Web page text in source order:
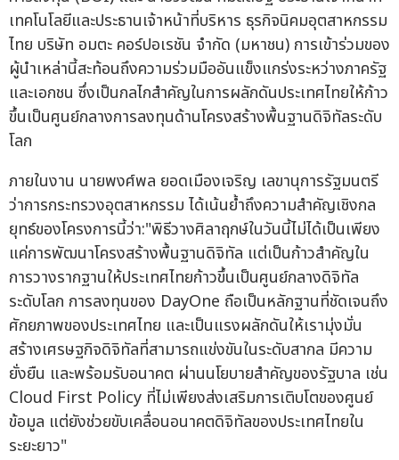
เทคโนโลยีและประธานเจ้าหน้าที่บริหาร ธุรกิจนิคมอุตสาหกรรม
ไทย บริษัท อมตะ คอร์ปอเรชัน จำกัด (มหาชน) การเข้าร่วมของ
ผู้นำเหล่านี้สะท้อนถึงความร่วมมืออันแข็งแกร่งระหว่างภาครัฐ
และเอกชน ซึ่งเป็นกลไกสำคัญในการผลักดันประเทศไทยให้ก้าว
ขึ้นเป็นศูนย์กลางการลงทุนด้านโครงสร้างพื้นฐานดิจิทัลระดับ
โลก
ภายในงาน นายพงศ์พล ยอดเมืองเจริญ เลขานุการรัฐมนตรี
ว่าการกระทรวงอุตสาหกรรม ได้เน้นย้ำถึงความสำคัญเชิงกล
ยุทธ์ของโครงการนี้ว่า:"พิธีวางศิลาฤกษ์ในวันนี้ไม่ได้เป็นเพียง
แค่การพัฒนาโครงสร้างพื้นฐานดิจิทัล แต่เป็นก้าวสำคัญใน
การวางรากฐานให้ประเทศไทยก้าวขึ้นเป็นศูนย์กลางดิจิทัล
ระดับโลก การลงทุนของ DayOne ถือเป็นหลักฐานที่ชัดเจนถึง
ศักยภาพของประเทศไทย และเป็นแรงผลักดันให้เรามุ่งมั่น
สร้างเศรษฐกิจดิจิทัลที่สามารถแข่งขันในระดับสากล มีความ
ยั่งยืน และพร้อมรับอนาคต ผ่านนโยบายสำคัญของรัฐบาล เช่น
Cloud First Policy ที่ไม่เพียงส่งเสริมการเติบโตของศูนย์
ข้อมูล แต่ยังช่วยขับเคลื่อนอนาคตดิจิทัลของประเทศไทยใน
ระยะยาว"